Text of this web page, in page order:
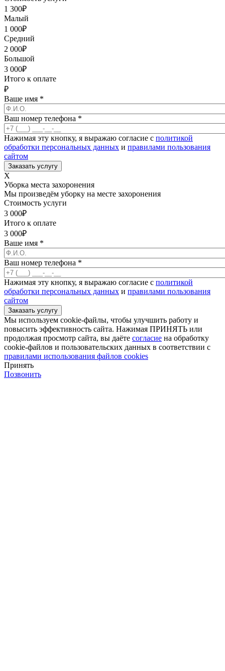
1 300₽
Малый
1 000₽
Средний
2 000₽
Большой
3 000₽
Итого к оплате
₽
Ваше имя *
Ваш номер телефона *
Нажимая эту кнопку, я выражаю согласие с политикой
обработки персональных данных и правилами пользования
сайтом
X
Уборка места захоронения
Мы произведём уборку на месте захоронения
Стоимость услуги
3 000₽
Итого к оплате
3 000₽
Ваше имя *
Ваш номер телефона *
Нажимая эту кнопку, я выражаю согласие с политикой
обработки персональных данных и правилами пользования
сайтом
Мы используем cookie-файлы, чтобы улучшить работу и
повысить эффективность сайта. Нажимая ПРИНЯТЬ или
продолжая просмотр сайта, вы даёте согласие на обработку
cookie-файлов и пользовательских данных в соответствии с
правилами использования файлов cookies
Принять
Позвонить